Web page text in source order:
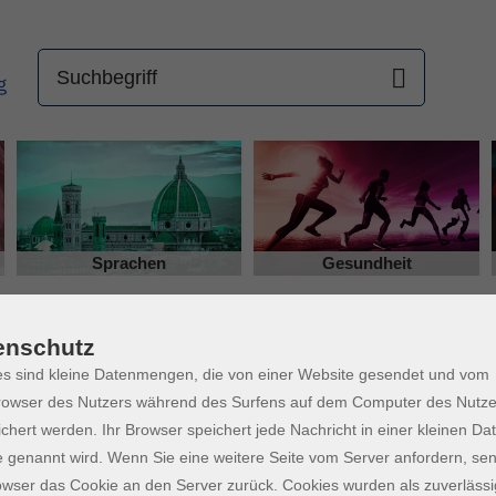
Sprachen Gesundheit
Kita und Ergänzungskraft
sind kleine Datenmengen, die von einer Website gesendet und vom
des Nutzers während des Surfens auf dem Computer des
werden. Ihr Browser speichert jede Nachricht in einer kleinen
genannt wird. Wenn Sie eine weitere Seite vom Server anfordern,
das Cookie an den Server zurück. Cookies wurden als